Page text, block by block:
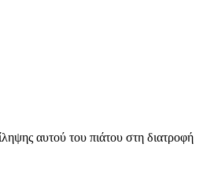
αυτού του πιάτου στη διατροφή